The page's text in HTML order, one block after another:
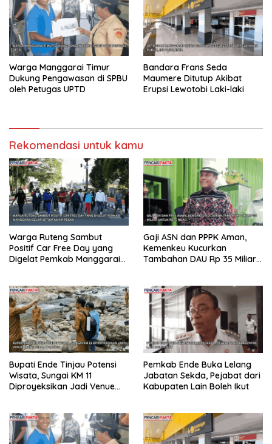
Warga Manggarai Timur
Dukung Pengawasan di SPBU
oleh Petugas UPTD
Bandara Frans Seda
Maumere Ditutup Akibat
Erupsi Lewotobi Laki-laki
Rekomendasi untuk kamu
Warga Ruteng Sambut
Positif Car Free Day yang
Digelat Pemkab Manggarai
Gaji ASN dan PPPK Aman,
Kemenkeu Kucurkan
Tambahan DAU Rp 35 Miliar
Bupati Ende Tinjau Potensi
Wisata, Sungai KM 11
Diproyeksikan Jadi Venue
Pemkab Ende Buka Lelang
Jabatan Sekda, Pejabat dari
Kabupaten Lain Boleh Ikut